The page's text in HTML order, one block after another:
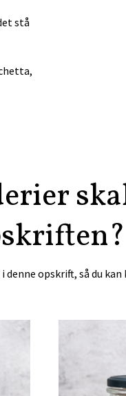
stå
opskrift, så du